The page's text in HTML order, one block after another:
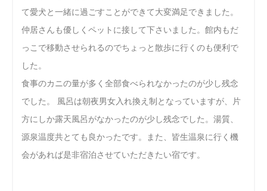
て愛犬と一緒に過ごすことができて大変満足できました。
仲居さんも優しくペットに接して下さいました。館内もだ
っこで移動させられるのでちょっと散歩に行くのも便利で
した。
食事のカニの量が多く全部食べられなかったのが少し残念
でした。 風呂は朝夜男女入れ換え制となっていますが、片
方にしか露天風呂がなかったのが少し残念でした。湯質、
源泉温度共とても良かったです。また、皆生温泉に行く機
会があれば是非宿泊させていただきたい宿です。